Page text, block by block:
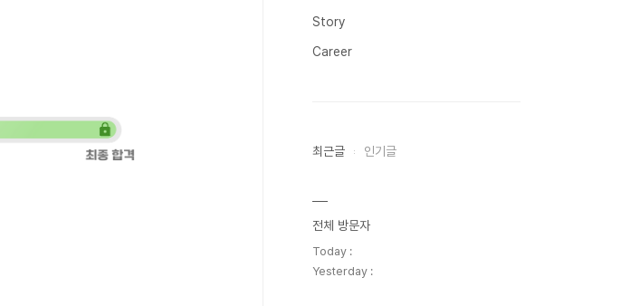
Story
Career
최근글 인기글
전체 방문자
Today :
Yesterday :